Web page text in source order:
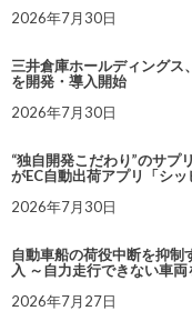
2026年7月30日
三井倉庫ホールディングス
を開発・導入開始
2026年7月30日
“独自開発こだわり”のサプ
がEC自動出荷アプリ「シッ
2026年7月30日
自動車船の荷役中断を抑制
入 ～自力走行できない車
2026年7月27日